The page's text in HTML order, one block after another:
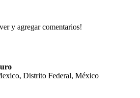
y agregar comentarios!
Distrito Federal, México